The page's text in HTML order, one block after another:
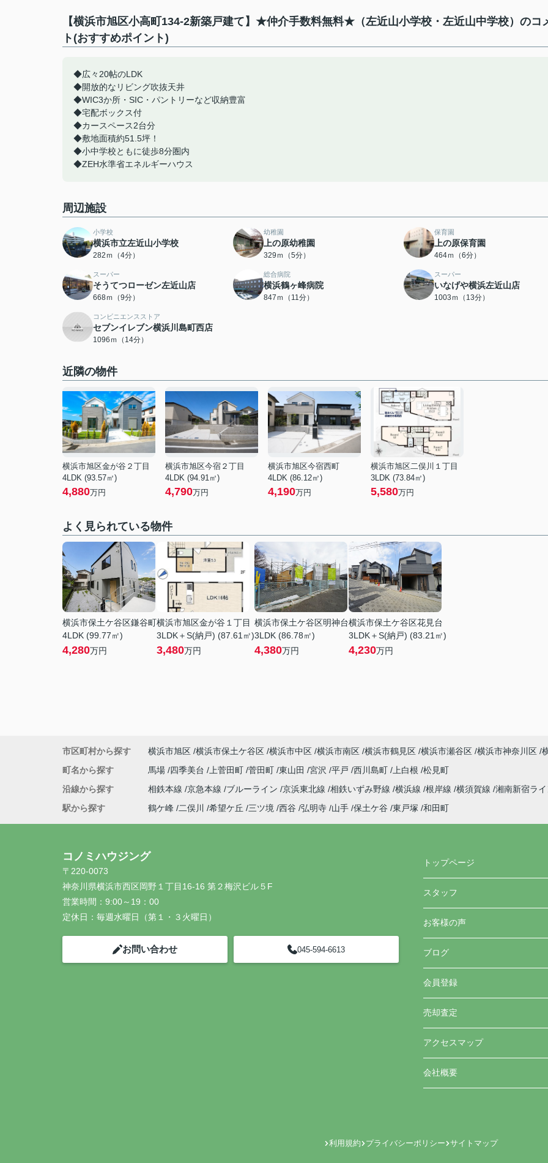
【横浜市旭区小高町134-2新築戸建て】★仲介手数料無料★（左近山小学校・左近山中学校）のコ
ト(おすすめポイント)
◆広々20帖のLDK
◆開放的なリビング吹抜天井
◆WIC3か所・SIC・パントリーなど収納豊富
◆宅配ボックス付
◆カースペース2台分
◆敷地面積約51.5坪！
◆小中学校ともに徒歩8分圏内
◆ZEH水準省エネルギーハウス
周辺施設
小学校
横浜市立左近山小学校
282ｍ（4分）
幼稚園
上の原幼稚園
329ｍ（5分）
保育園
上の原保育園
464ｍ（6分）
スーパー
そうてつローゼン左近山店
668ｍ（9分）
総合病院
横浜鶴ヶ峰病院
847ｍ（11分）
スーパー
いなげや横浜左近山店
1003ｍ（13分）
コンビニエンスストア
セブンイレブン横浜川島町西店
1096ｍ（14分）
近隣の物件
横浜市旭区金が谷２丁目
4LDK (93.57㎡)
4,880万円
横浜市旭区今宿２丁目
4LDK (94.91㎡)
4,790万円
横浜市旭区今宿西町
4LDK (86.12㎡)
4,190万円
横浜市旭区二俣川１丁目
3LDK (73.84㎡)
5,580万円
よく見られている物件
横浜市保土ケ谷区鎌谷町
4LDK (99.77㎡)
4,280万円
横浜市旭区金が谷１丁目
3LDK＋S(納戸) (87.61㎡)
3,480万円
横浜市保土ケ谷区明神台
3LDK (86.78㎡)
4,380万円
横浜市保土ケ谷区花見台
3LDK＋S(納戸) (83.21㎡)
4,230万円
市区町村から探す 横浜市旭区 横浜市保土ケ谷区 横浜市中区 横浜市南区 横浜市鶴見区 横浜市瀬谷区 横浜市神奈川区
町名から探す
馬場 四季美台 上菅田町 菅田町 東山田 宮沢 平戸 西川島町 上白根 松見町
沿線から探す
相鉄本線 京急本線 ブルーライン 京浜東北線 相鉄いずみ野線 横浜線 根岸線 横須賀線 湘南新宿ラ
駅から探す
鶴ケ峰 二俣川 希望ケ丘 三ツ境 西谷 弘明寺 山手 保土ケ谷 東戸塚 和田町
コノミハウジング
〒220-0073
神奈川県横浜市西区岡野１丁目16-16 第２梅沢ビル５F
営業時間： 9:00～19：00
定休日： 毎週水曜日（第１・３火曜日）
お問い合わせ 045-594-6613
トップページ
スタッフ
お客様の声
ブログ
会員登録
売却査定
アクセスマップ
会社概要
利用規約 プライバシーポリシー サイトマップ